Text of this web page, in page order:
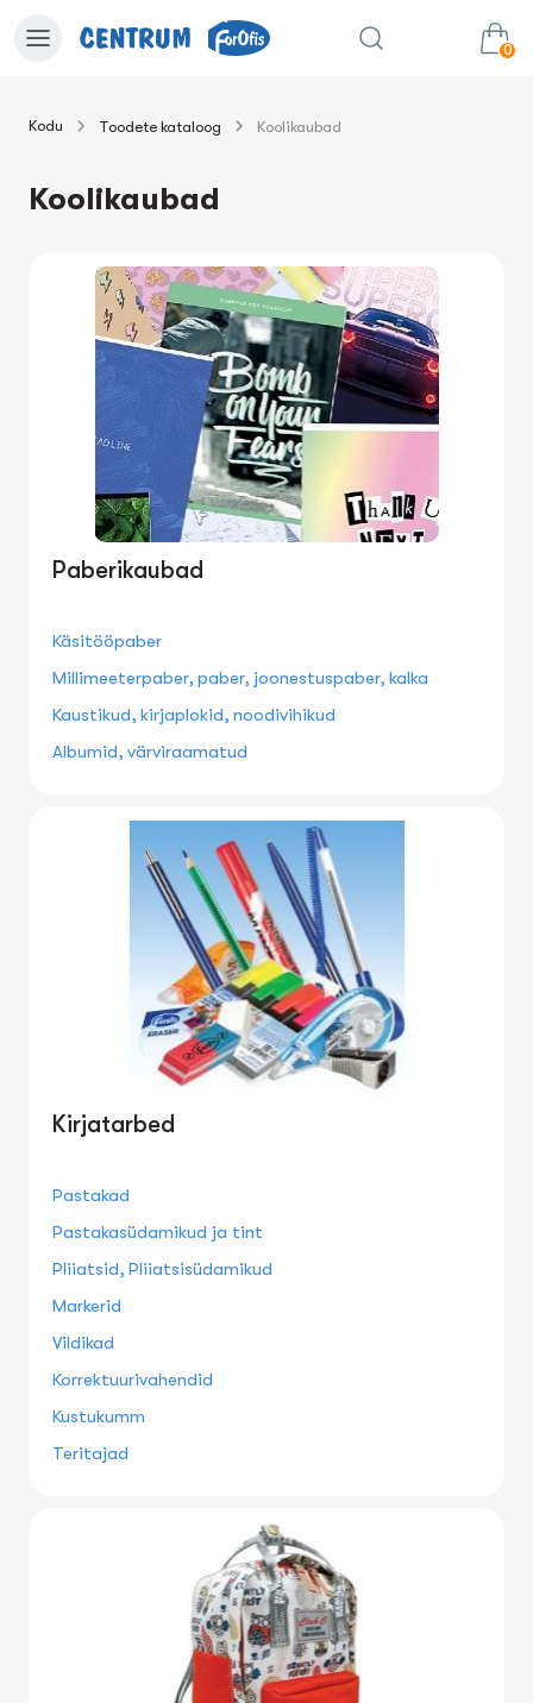
0
Kodu Toodete kataloog Koolikaubad
Koolikaubad
Paberikaubad
Käsitööpaber
Millimeeterpaber, paber, joonestuspaber, kalka
Kaustikud, kirjaplokid, noodivihikud
Albumid, värviraamatud
Kirjatarbed
Pastakad
Pastakasüdamikud ja tint
Pliiatsid, Pliiatsisüdamikud
Markerid
Vildikad
Korrektuurivahendid
Kustukumm
Teritajad